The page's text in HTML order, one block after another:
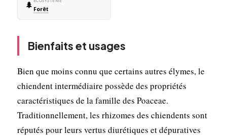
🌲 Forêt
Bienfaits et usages
Bien que moins connu que certains autres élymes, le
chiendent intermédiaire possède des propriétés
caractéristiques de la famille des Poaceae.
Traditionnellement, les rhizomes des chiendents sont
réputés pour leurs vertus diurétiques et dépuratives